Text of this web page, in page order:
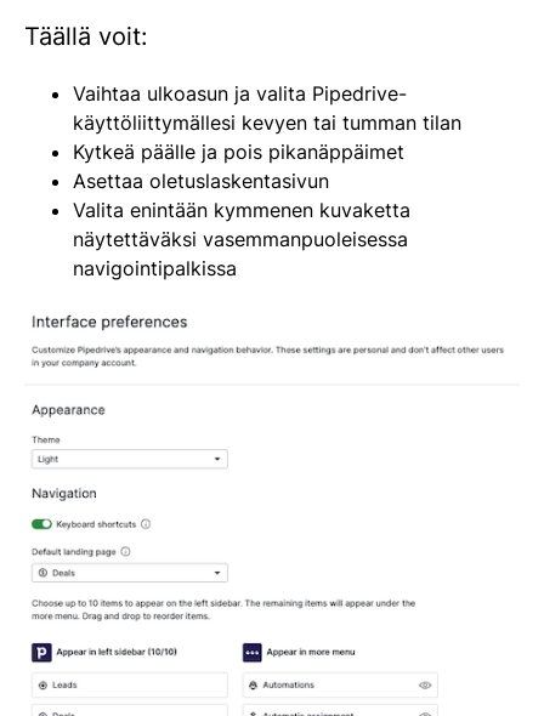
Täällä voit:
Vaihtaa ulkoasun ja valita Pipedrive-
käyttöliittymällesi kevyen tai tumman tilan
Kytkeä päälle ja pois pikanäppäimet
Asettaa oletuslaskentasivun
Valita enintään kymmenen kuvaketta
näytettäväksi vasemmanpuoleisessa
navigointipalkissa